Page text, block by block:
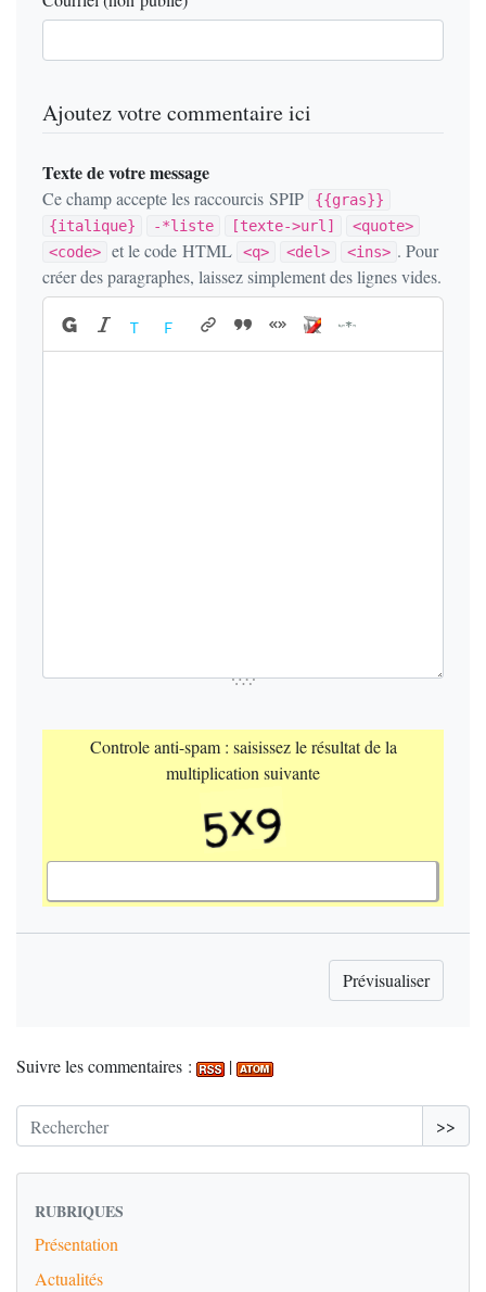
Ajoutez votre commentaire ici
Texte de votre message
Ce champ accepte les raccourcis SPIP
{{gras}}
{italique}
-*liste [texte->url]
<quote>
<code>
et le code HTML <q> <del> <ins> . Pour
créer des paragraphes, laissez simplement des lignes vides.
Controle anti-spam : saisissez le résultat de la
multiplication suivante
Suivre les commentaires : |
>>
RUBRIQUES
Présentation
Actualités